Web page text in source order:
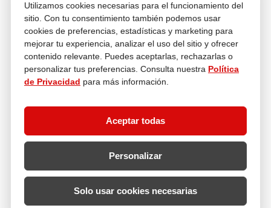
Utilizamos cookies necesarias para el funcionamiento del
sitio. Con tu consentimiento también podemos usar
cookies de preferencias, estadísticas y marketing para
mejorar tu experiencia, analizar el uso del sitio y ofrecer
contenido relevante. Puedes aceptarlas, rechazarlas o
personalizar tus preferencias. Consulta nuestra Política
de Privacidad para más información.
Aceptar todas
Personalizar
Solo usar cookies necesarias
Atención al cliente
Descubre más